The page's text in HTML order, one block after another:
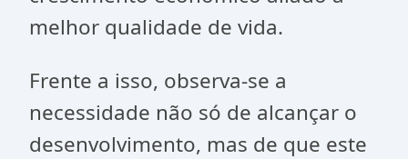
melhor qualidade de vida.
Frente a isso, observa-se a
necessidade não só de alcançar o
desenvolvimento, mas de que este